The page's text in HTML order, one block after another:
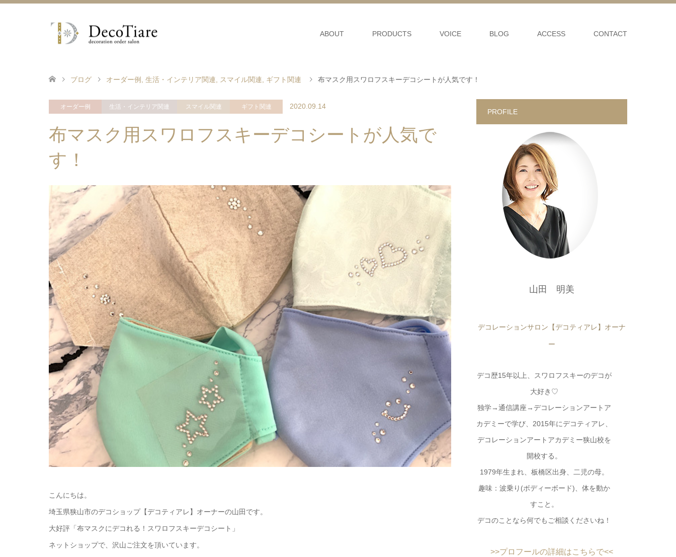
ABOUT PRODUCTS VOICE BLOG ACCESS CONTACT
ブログ オーダー例 生活・インテリア関連 スマイル関連 ギフト関連 布マスク用スワロフスキーデコシートが人気です！
オーダー例 生活・インテリア関連 スマイル関連 ギフト関連 2020.09.14
布マスク用スワロフスキーデコシートが人気で
す！
こんにちは。
埼玉県狭山市のデコショップ【デコティアレ】オーナーの山田です。
大好評「布マスクにデコれる！スワロフスキーデコシート」
ネットショップで、沢山ご注文を頂いています。
PROFILE
山田 明美
デコレーションサロン【デコティアレ】オーナ
ー
デコ歴15年以上、スワロフスキーのデコが
大好き♡
独学→通信講座→デコレーションアートア
カデミーで学び、2015年にデコティアレ、
デコレーションアートアカデミー狭山校を
開校する。
1979年生まれ、板橋区出身、二児の母。
趣味：波乗り(ボディーボード)、体を動か
すこと。
デコのことなら何でもご相談くださいね！
>>プロフールの詳細はこちらで<<